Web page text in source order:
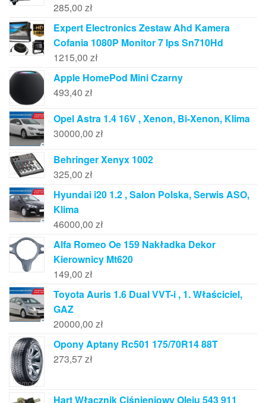
285,00 zł
Expert Electronics Zestaw Ahd Kamera
Cofania 1080P Monitor 7 Ips Sn710Hd
1215,00 zł
Apple HomePod Mini Czarny
493,40 zł
Opel Astra 1.4 16V , Xenon, Bi-Xenon, Klima
30000,00 zł
Behringer Xenyx 1002
325,00 zł
Hyundai i20 1.2 , Salon Polska, Serwis ASO,
Klima
46000,00 zł
Alfa Romeo Oe 159 Nakładka Dekor
Kierownicy Mt620
149,00 zł
Toyota Auris 1.6 Dual VVT-i , 1. Właściciel,
GAZ
20000,00 zł
Opony Aptany Rc501 175/70R14 88T
273,57zł
Hart Włącznik Ciśnieniowy Oleju 543 911